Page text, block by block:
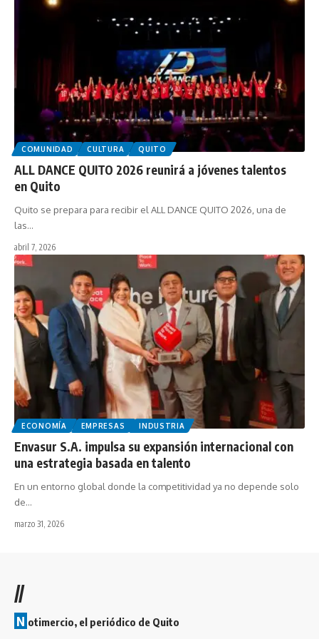
COMUNIDAD CULTURA QUITO
ALL DANCE QUITO 2026 reunirá a jóvenes talentos
en Quito
Quito se prepara para recibir el ALL DANCE QUITO 2026, una de
las…
abril 7, 2026
ECONOMÍA EMPRESAS INDUSTRIA
Envasur S.A. impulsa su expansión internacional con
una estrategia basada en talento
En un entorno global donde la competitividad ya no depende solo
de…
marzo 31, 2026
//
N otimercio, el periódico de Quito